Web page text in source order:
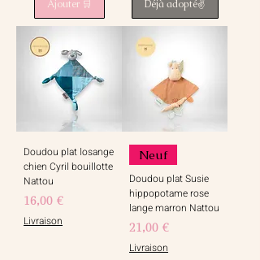
Ajouter 🛒 Déjà adopté✌️
Doudou plat losange
chien Cyril bouillotte
Nattou
Prix
16,00 €
Livraison
Neuf
Doudou plat Susie
hippopotame rose
lange marron Nattou
Prix
21,00 €
Livraison